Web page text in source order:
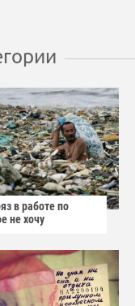
в работе по
не хочу